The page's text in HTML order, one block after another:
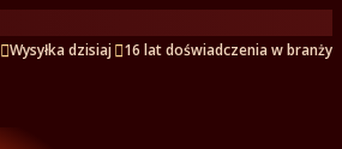
Wysyłka dzisiaj 16 lat doświadczenia w branży